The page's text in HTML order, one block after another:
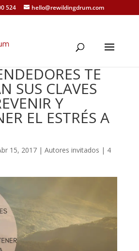
524 hello@rewildingdrum.com
TE
SUS CLAVES
Y
EL ESTRÉS A
15, 2017| Autores invitados | 4